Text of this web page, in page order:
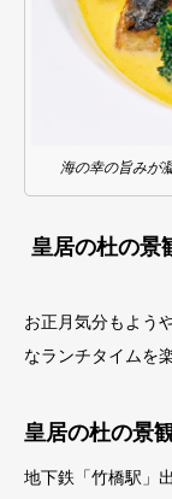
海の幸の旨みが
皇居の杜の景
お正月気分もよう
なランチタイムを
皇居の杜の景
地下鉄「竹橋駅」